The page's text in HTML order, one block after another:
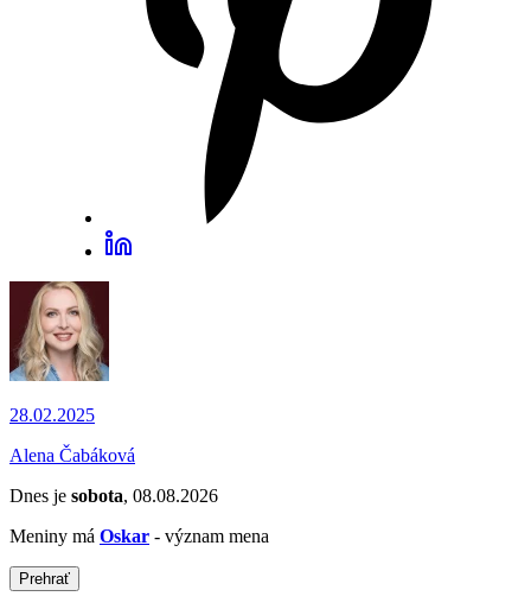
28.02.2025
Alena Čabáková
Dnes je sobota, 08.08.2026
Meniny má Oskar - význam mena
Prehrať